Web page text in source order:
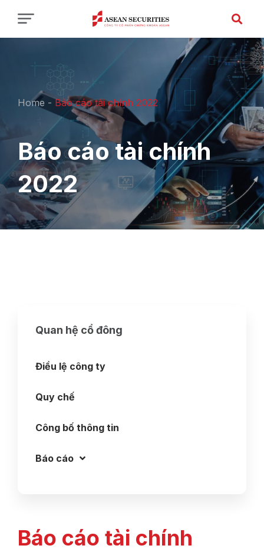
Home - Báo cáo tài chính 2022
Báo cáo tài chính
2022
Quan hệ cổ đông
Điều lệ công ty
Quy chế
Công bố thông tin
Báo cáo
Báo cáo tài chính